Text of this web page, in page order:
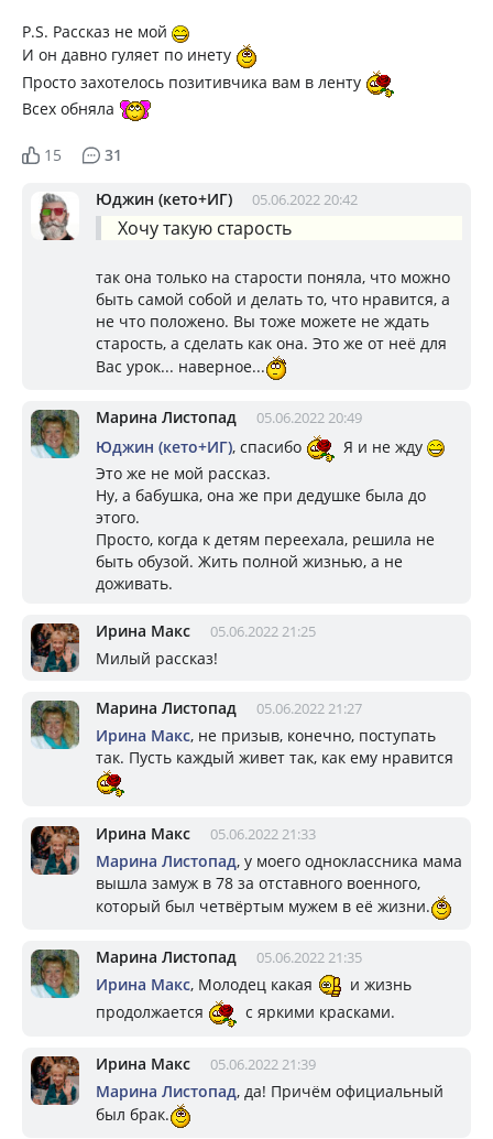
P.S. Рассказ не мой
И он давно гуляет по инету
Просто захотелось позитивчика вам в ленту
Всех обняла
15 31
Юджин (кето+ИГ) 05.06.2022 20:42
Хочу такую старость
так она только на старости поняла, что можно
быть самой собой и делать то, что нравится, а
не что положено. Вы тоже можете не ждать
старость, а сделать как она. Это же от неё для
Вас урок... наверное...
Марина Листопад 05.06.2022 20:49
Юджин (кето+ИГ), спасибо
Я и не жду
Это же не мой рассказ.
Ну, а бабушка, она же при дедушке была до
этого.
Просто, когда к детям переехала, решила не
быть обузой. Жить полной жизнью, а не
доживать.
Ирина Макс 05.06.2022 21:25
Милый рассказ!
Марина Листопад 05.06.2022 21:27
Ирина Макс, не призыв, конечно, поступать
так. Пусть каждый живет так, как ему нравится
Ирина Макс 05.06.2022 21:33
Марина Листопад, у моего одноклассника мама
вышла замуж в 78 за отставного военного,
который был четвёртым мужем в её жизни.
Марина Листопад 05.06.2022 21:35
Ирина Макс, Молодец какая
и жизнь
продолжается
с яркими красками.
Ирина Макс 05.06.2022 21:39
Марина Листопад, да! Причём официальный
был брак.